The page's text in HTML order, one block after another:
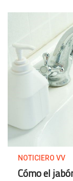
NOTICIERO VV
Cómo el